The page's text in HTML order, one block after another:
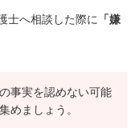
士へ相談した際に 「嫌
事実を認めない可能
めましょう。